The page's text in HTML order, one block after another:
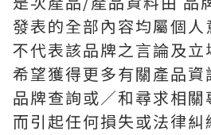
發表的全部內容均屬個
不代表該品牌之言論及
希望獲得更多有關產品
品牌查詢或∕和尋求相關
而引起任何損失或法律糾